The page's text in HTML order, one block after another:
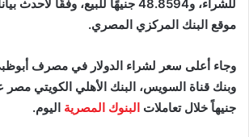
للشراء، و48.8594 جنيهًا للبيع، وفقًا
موقع البنك المركزي المصري.
وجاء أعلى سعر لشراء الدولار في مصرف
جنيهاً خلال تعاملات البنوك المصرية اليوم.